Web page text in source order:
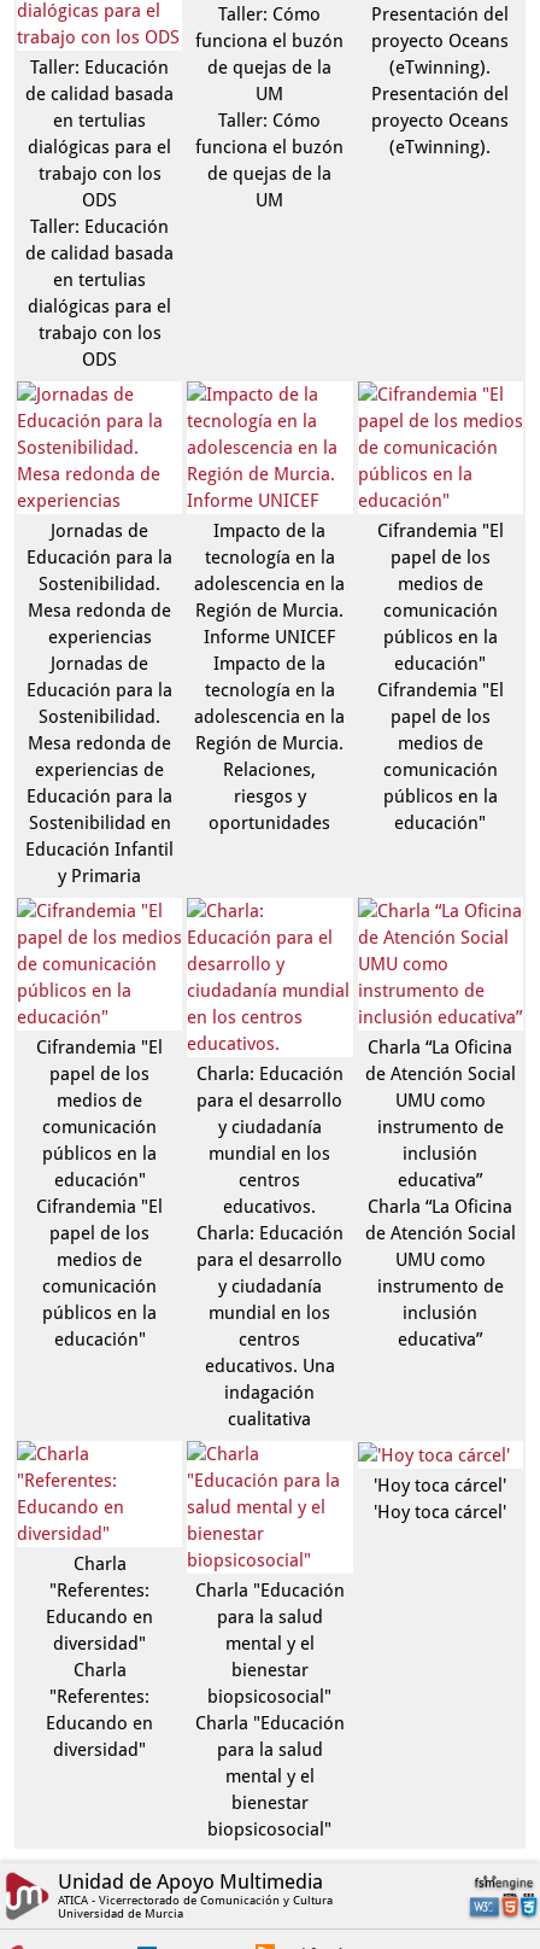
Taller: Educación
de calidad basada
en tertulias
dialógicas para el
trabajo con los
ODS
Taller: Educación
de calidad basada
en tertulias
dialógicas para el
trabajo con los
ODS
Taller: Cómo
funciona el buzón
de quejas de la
UM
Taller: Cómo
funciona el buzón
de quejas de la
UM
Presentación del
proyecto Oceans
(eTwinning).
Presentación del
proyecto Oceans
(eTwinning).
Jornadas de
Educación para la
Sostenibilidad.
Mesa redonda de
experiencias
Jornadas de
Educación para la
Sostenibilidad.
Mesa redonda de
experiencias de
Educación para la
Sostenibilidad en
Educación Infantil
y Primaria
Impacto de la
tecnología en la
adolescencia en la
Región de Murcia.
Informe UNICEF
Impacto de la
tecnología en la
adolescencia en la
Región de Murcia.
Relaciones,
riesgos y
oportunidades
Cifrandemia "El
papel de los
medios de
comunicación
públicos en la
educación"
Cifrandemia "El
papel de los
medios de
comunicación
públicos en la
educación"
Cifrandemia "El
papel de los
medios de
comunicación
públicos en la
educación"
Cifrandemia "El
papel de los
medios de
comunicación
públicos en la
educación"
Charla: Educación
para el desarrollo
y ciudadanía
mundial en los
centros
educativos.
Charla: Educación
para el desarrollo
y ciudadanía
mundial en los
centros
educativos. Una
indagación
cualitativa
Charla “La Oficina
de Atención Social
UMU como
instrumento de
inclusión
educativa”
Charla “La Oficina
de Atención Social
UMU como
instrumento de
inclusión
educativa”
Charla
"Referentes:
Educando en
diversidad"
Charla
"Referentes:
Educando en
diversidad"
Charla "Educación
para la salud
mental y el
bienestar
biopsicosocial"
Charla "Educación
para la salud
mental y el
bienestar
biopsicosocial"
'Hoy toca cárcel'
'Hoy toca cárcel'
Unidad de Apoyo Multimedia
ATICA - Vicerrectorado de Comunicación y Cultura
Universidad de Murcia